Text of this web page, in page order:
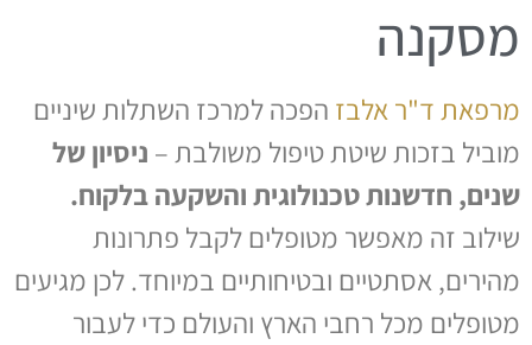
מסקנה
מרפאת ד"ר אלבז הפכה למרכז השתלות שיניים
מוביל בזכות שיטת טיפול משולבת – ניסיון של
שנים, חדשנות טכנולוגית והשקעה בלקוח.
שילוב זה מאפשר מטופלים לקבל פתרונות
מהירים, אסתטיים ובטיחותיים במיוחד. לכן מגיעים
מטופלים מכל רחבי הארץ והעולם כדי לעבור